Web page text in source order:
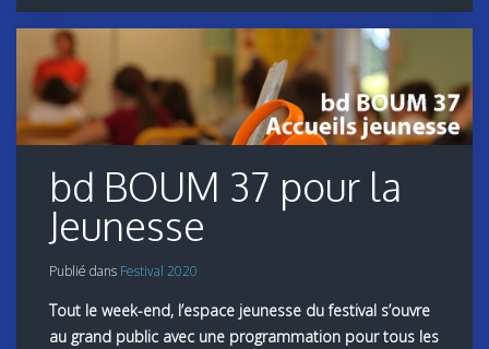
bd BOUM 37 pour la
Jeunesse
Publié dans Festival 2020
Tout le week-end, l’espace jeunesse du festival s’ouvre
au grand public avec une programmation pour tous les